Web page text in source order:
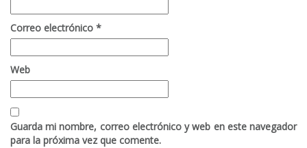
Correo electrónico *
Web
Guarda mi nombre, correo electrónico y web en este navegador
para la próxima vez que comente.